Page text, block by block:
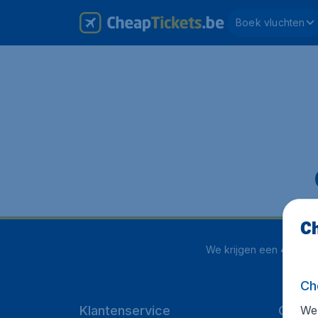
Boek vluchten
We krijgen een 4.1 uit 5
Klantenservice